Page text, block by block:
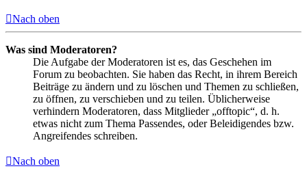
Nach oben
Was sind Moderatoren?
Die Aufgabe der Moderatoren ist es, das Geschehen im
Forum zu beobachten. Sie haben das Recht, in ihrem Bereich
Beiträge zu ändern und zu löschen und Themen zu schließen,
zu öffnen, zu verschieben und zu teilen. Üblicherweise
verhindern Moderatoren, dass Mitglieder „offtopic“, d. h.
etwas nicht zum Thema Passendes, oder Beleidigendes bzw.
Angreifendes schreiben.
Nach oben